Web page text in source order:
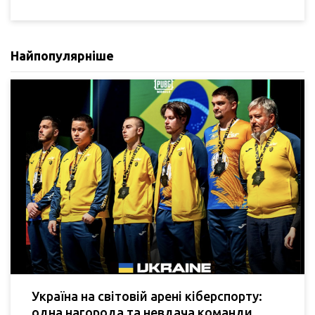
Найпопулярніше
Україна на світовій арені кіберспорту:
одна нагорода та невдача команди